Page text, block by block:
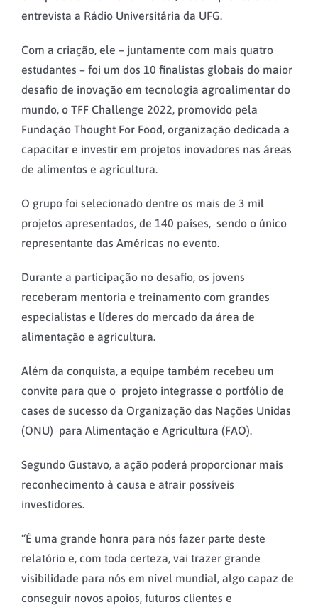
entrevista a Rádio Universitária da UFG.
Com a criação, ele – juntamente com mais quatro
estudantes – foi um dos 10 finalistas globais do maior
desafio de inovação em tecnologia agroalimentar do
mundo, o TFF Challenge 2022, promovido pela
Fundação Thought For Food, organização dedicada a
capacitar e investir em projetos inovadores nas áreas
de alimentos e agricultura.
O grupo foi selecionado dentre os mais de 3 mil
projetos apresentados, de 140 países, sendo o único
representante das Américas no evento.
Durante a participação no desafio, os jovens
receberam mentoria e treinamento com grandes
especialistas e líderes do mercado da área de
alimentação e agricultura.
Além da conquista, a equipe também recebeu um
convite para que o projeto integrasse o portfólio de
cases de sucesso da Organização das Nações Unidas
(ONU) para Alimentação e Agricultura (FAO).
Segundo Gustavo, a ação poderá proporcionar mais
reconhecimento à causa e atrair possíveis
investidores.
“É uma grande honra para nós fazer parte deste
relatório e, com toda certeza, vai trazer grande
visibilidade para nós em nível mundial, algo capaz de
conseguir novos apoios, futuros clientes e